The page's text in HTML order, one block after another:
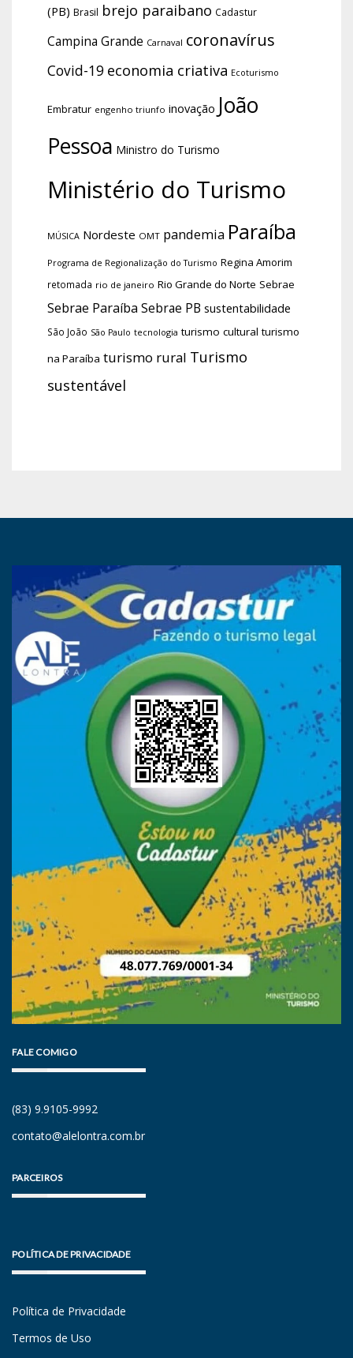
(PB) Brasil brejo paraibano Cadastur
Campina Grande Carnaval coronavírus
Covid-19 economia criativa Ecoturismo
Embratur engenho triunfo inovação João
Pessoa Ministro do Turismo
Ministério do Turismo
MÚSICA Nordeste OMT pandemia Paraíba
Programa de Regionalização do Turismo Regina Amorim
retomada rio de janeiro Rio Grande do Norte Sebrae
Sebrae Paraíba Sebrae PB sustentabilidade
São João São Paulo tecnologia turismo cultural turismo
na Paraíba turismo rural Turismo
sustentável
FALE COMIGO
(83) 9.9105-9992
contato@alelontra.com.br
PARCEIROS
POLÍTICA DE PRIVACIDADE
Política de Privacidade
Termos de Uso